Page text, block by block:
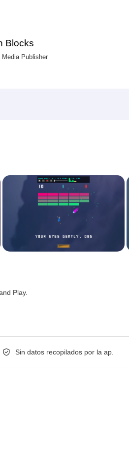
Blocks
Publisher
Play.
Sin datos recopilados por la ap.